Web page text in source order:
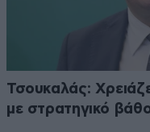
Τσουκαλάς:
με στρατηγικό